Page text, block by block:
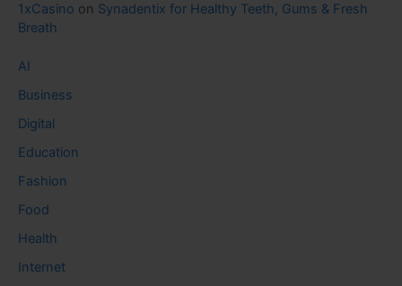
1xCasino on Synadentix for Healthy Teeth, Gums & Fresh
Breath
AI
Business
Digital
Education
Fashion
Food
Health
Internet